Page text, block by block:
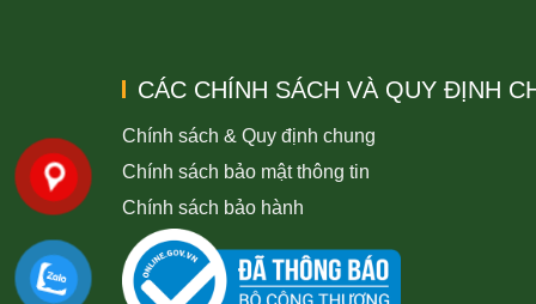
CÁC CHÍNH SÁCH VÀ QUY ĐỊNH
Chính sách & Quy định chung
Chính sách bảo mật thông tin
Chính sách bảo hành